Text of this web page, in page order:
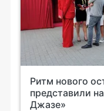
Ритм нового
представили
Джазе»